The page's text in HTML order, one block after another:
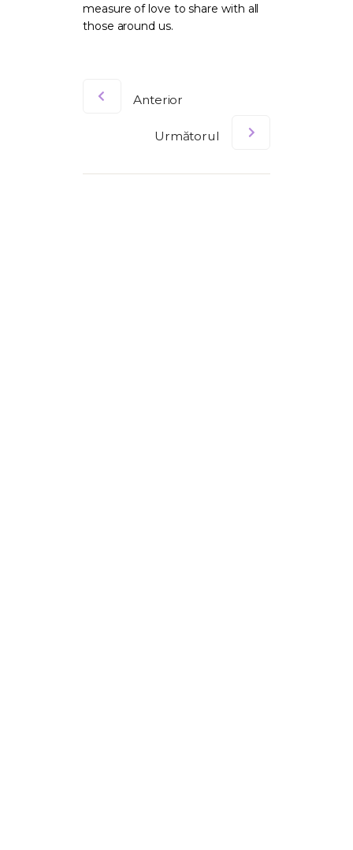
measure of love to share with all
those around us.
Anterior
Următorul